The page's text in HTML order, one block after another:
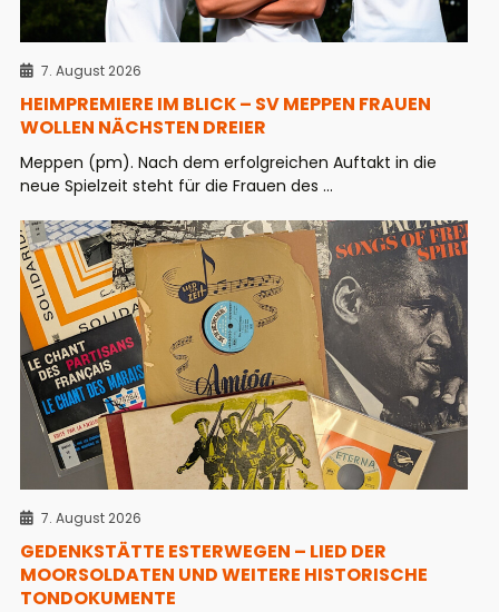
7. August 2026
HEIMPREMIERE IM BLICK – SV MEPPEN FRAUEN
WOLLEN NÄCHSTEN DREIER
Meppen (pm). Nach dem erfolgreichen Auftakt in die
neue Spielzeit steht für die Frauen des ...
7. August 2026
GEDENKSTÄTTE ESTERWEGEN – LIED DER
MOORSOLDATEN UND WEITERE HISTORISCHE
TONDOKUMENTE